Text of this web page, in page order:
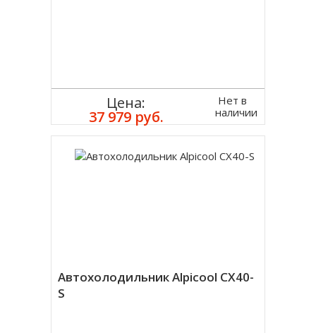
Цена:
37 979 руб.
Нет в
наличии
Автохолодильник Alpicool CX40-
S